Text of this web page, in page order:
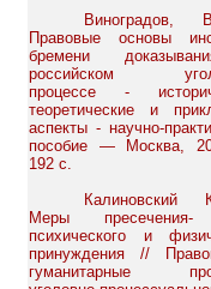
Правовые основы
бремени
российском
процессе -
теоретические и
аспекты - научно-
пособие — Москва,
192 с.
Меры
психического и
принуждения //
гуманитарные